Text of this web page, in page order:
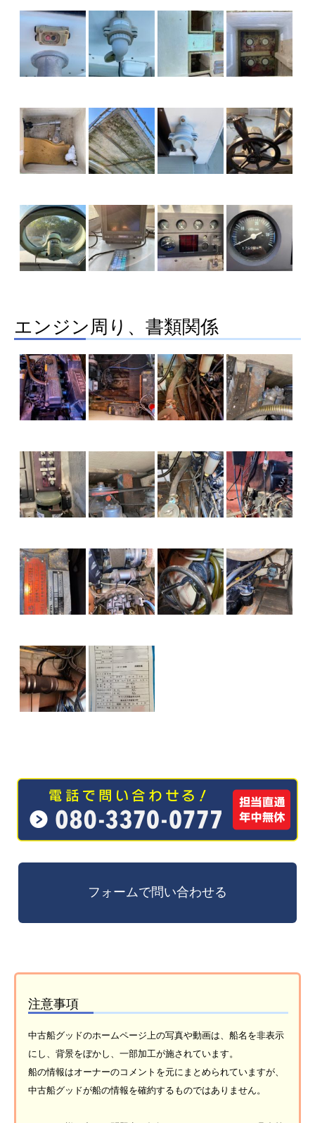
エンジン周り、書類関係
注意事項
中古船グッドのホームページ上の写真や動画は、船名を非表示
にし、背景をぼかし、一部加工が施されています。
船の情報はオーナーのコメントを元にまとめられていますが、
中古船グッドが船の情報を確約するものではありません。